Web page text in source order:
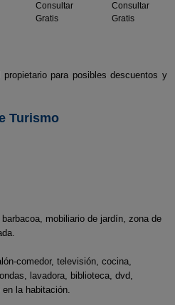
Consultar
Consultar
Gratis Gratis
para posibles descuentos y
Turismo
mobiliario de jardín, zona de
comedor, televisión, cocina,
lavadora, biblioteca, dvd,
la habitación.